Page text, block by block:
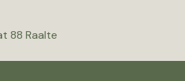
88 Raalte